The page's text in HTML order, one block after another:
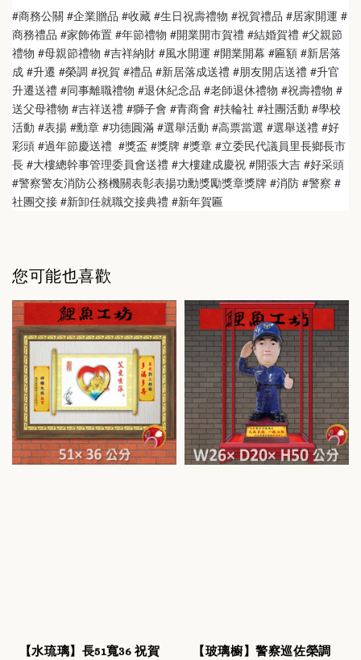
#商務公關 #企業贈品 #收藏 #生日祝壽禮物 #祝賀禮品 #居家開運 #
商務禮品 #家飾佈置 #年節禮物 #開業開市賀禮 #結婚賀禮 #父親節
禮物 #母親節禮物 #吉祥納財 #風水開運 #開業開幕 #匾額 #新居落
成 #升遷 #榮調 #祝賀 #禮品 #新居落成送禮 #朋友開店送禮 #升官
升遷送禮 #同事離職禮物 #退休紀念品 #老師退休禮物 #祝壽禮物 #
送父母禮物 #吉祥送禮 #獅子會 #青商會 #扶輪社 #社團活動 #學校
活動 #表揚 #勳章 #功德圓滿 #選舉活動 #高票當選 #選舉送禮 #好
彩頭 #過年節慶送禮  #獎盃 #獎牌 #獎章 #立委民代議員里長鄉長市
長 #大樓總幹事管理委員會送禮 #大樓建成慶祝 #開張大吉 #好采頭
#警察警友消防公務機關表彰表揚功勳獎勵獎章獎牌 #消防 #警察 #
社團交接 #新卸任就職交接典禮 #新年賀匾
您可能也喜歡
【水琉璃】長51寬36 祝賀
【玻璃櫥】警察巡佐榮調